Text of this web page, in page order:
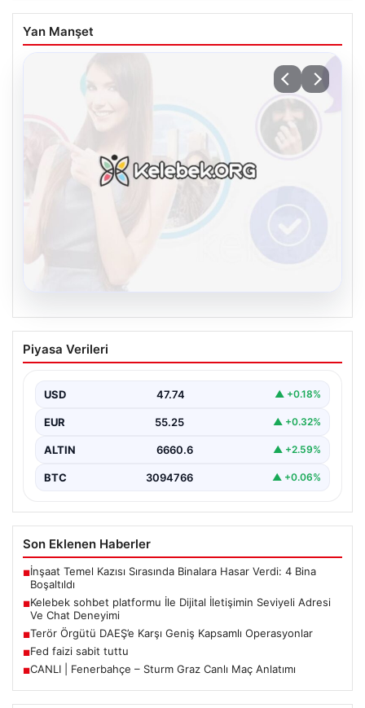
Yan Manşet
Kelebek sohbet platformu İle Dijital
İletişimin Seviyeli Adresi Ve Chat
İnternet çağında insanların güvenli bir biçimde iletişim
pek…
Piyasa Verileri
USD 47.74 ▲ +0.18%
EUR 55.25 ▲ +0.32%
ALTIN 6660.6 ▲ +2.59%
BTC 3094766 ▲ +0.06%
Son Eklenen Haberler
■İnşaat Temel Kazısı Sırasında Binalara Hasar Verdi: 4 Bina
Boşaltıldı
■Kelebek sohbet platformu İle Dijital İletişimin Seviyeli Adresi
Ve Chat Deneyimi
■Terör Örgütü DAEŞ’e Karşı Geniş Kapsamlı Operasyonlar
■Fed faizi sabit tuttu
■CANLI | Fenerbahçe – Sturm Graz Canlı Maç Anlatımı